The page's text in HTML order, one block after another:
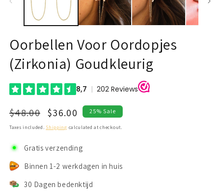
Oorbellen Voor Oordopjes
(Zirkonia) Goudkleurig
Regular
$48.00
Sale
$36.00 25% Sale
Taxes included. Shipping calculated at checkout.
Gratis verzending
Binnen 1-2 werkdagen in huis
30 Dagen bedenktijd